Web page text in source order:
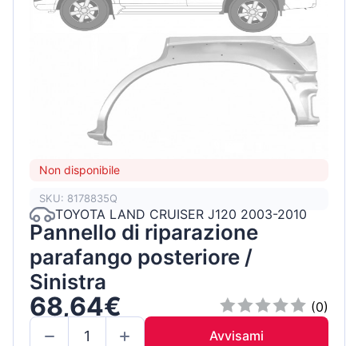
Non disponibile
SKU: 8178835Q
TOYOTA LAND CRUISER J120 2003-2010
Pannello di riparazione
parafango posteriore /
Sinistra
68,64€
(0)
Avvisami